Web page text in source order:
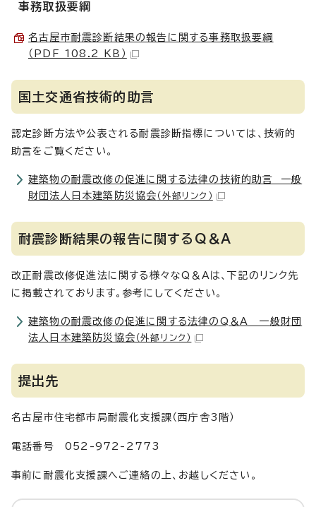
事務取扱要綱
名古屋市耐震診断結果の報告に関する事務取扱要綱
（PDF 108.2 KB）
国土交通省技術的助言
認定診断方法や公表される耐震診断指標については、技術的
助言をご覧ください。
建築物の耐震改修の促進に関する法律の技術的助言 一般
財団法人日本建築防災協会 （外部リンク）
耐震診断結果の報告に関するQ＆A
改正耐震改修促進法に関する様々なQ＆Aは、下記のリンク先
に掲載されております。参考にしてください。
建築物の耐震改修の促進に関する法律のQ＆A 一般財団
法人日本建築防災協会 （外部リンク）
提出先
名古屋市住宅都市局耐震化支援課（西庁舎3階）
電話番号 052-972-2773
事前に耐震化支援課へご連絡の上、お越しください。